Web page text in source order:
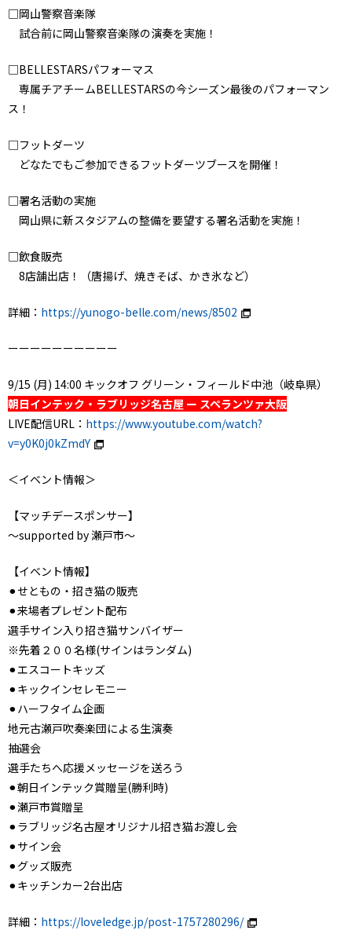
□岡山警察音楽隊
試合前に岡山警察音楽隊の演奏を実施！
□BELLESTARSパフォーマス
専属チアチームBELLESTARSの今シーズン最後のパフォーマン
ス！
□フットダーツ
どなたでもご参加できるフットダーツブースを開催！
□署名活動の実施
岡山県に新スタジアムの整備を要望する署名活動を実施！
□飲食販売
8店舗出店！（唐揚げ、焼きそば、かき氷など）
詳細： https://yunogo-belle.com/news/8502
ーーーーーーーーーー
9/15 (月) 14:00 キックオフ グリーン・フィールド中池（岐阜県）
朝日インテック・ラブリッジ名古屋 ー スペランツァ大阪
LIVE配信URL： https://www.youtube.com/watch?
v=y0K0j0kZmdY
＜イベント情報＞
【マッチデースポンサー】
～supported by 瀬戸市～
【イベント情報】
⚫︎せともの・招き猫の販売
⚫︎来場者プレゼント配布
選手サイン入り招き猫サンバイザー
※先着２００名様(サインはランダム)
⚫︎エスコートキッズ
⚫︎キックインセレモニー
⚫︎ハーフタイム企画
地元古瀬戸吹奏楽団による生演奏
抽選会
選手たちへ応援メッセージを送ろう
⚫︎朝日インテック賞贈呈(勝利時)
⚫︎瀬戸市賞贈呈
⚫︎ラブリッジ名古屋オリジナル招き猫お渡し会
⚫︎サイン会
⚫︎グッズ販売
⚫︎キッチンカー2台出店
詳細： https://loveledge.jp/post-1757280296/